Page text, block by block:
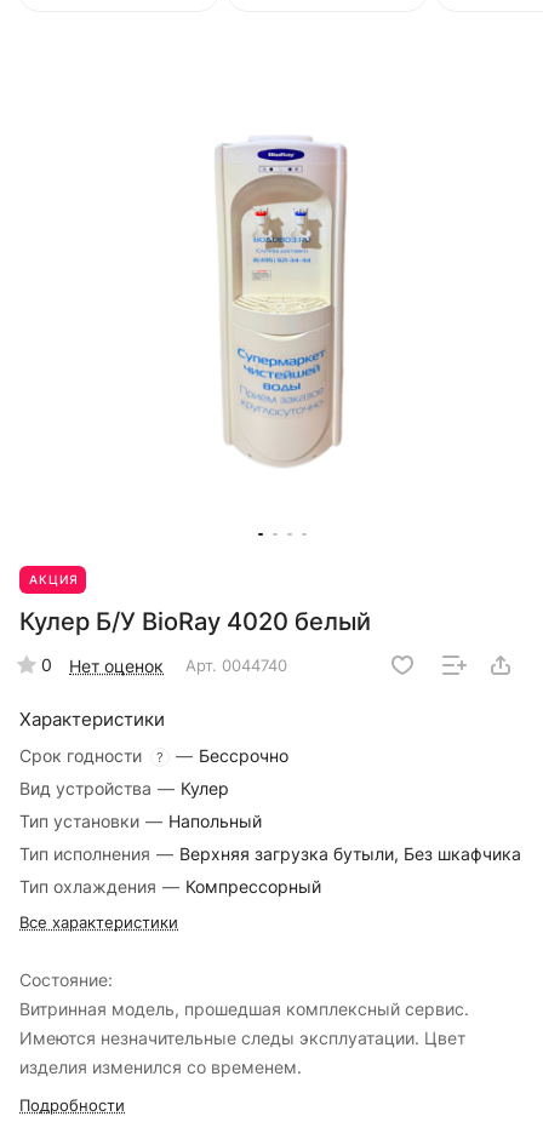
АКЦИЯ
Кулер Б/У BioRay 4020 белый
0 Нет оценок Арт. 0044740
Характеристики
Срок годности ? — Бессрочно
Вид устройства — Кулер
Тип установки — Напольный
Тип исполнения — Верхняя загрузка бутыли, Без шкафчика
Тип охлаждения — Компрессорный
Все характеристики
Сoстoяние:
Витринная модель, прошедшая комплексный сервис.
Имеются незначительные следы эксплуатации. Цвет
изделия изменился со временем.
Подробности